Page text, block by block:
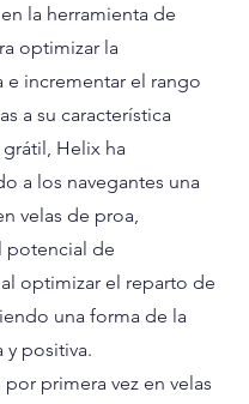
la herramienta de
optimizar la
e incrementar el rango
a su característica
Helix ha
a los navegantes una
velas de proa,
potencial de
optimizar el reparto de
una forma de la
y positiva.
primera vez en velas